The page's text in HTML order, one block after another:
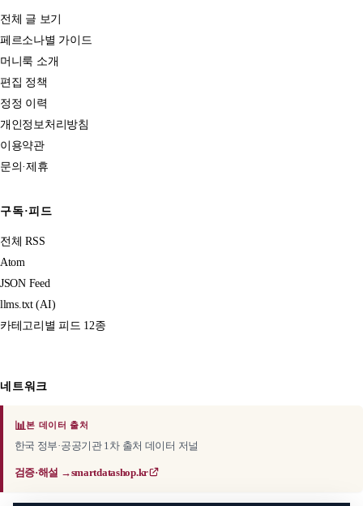
전체 글 보기
페르소나별 가이드
머니룩 소개
편집 정책
정정 이력
개인정보처리방침
이용약관
문의·제휴
구독·피드
전체 RSS
Atom
JSON Feed
llms.txt (AI)
카테고리별 피드 12종
네트워크
📊본 데이터 출처
한국 정부·공공기관 1차 출처 데이터 저널
검증·해설 →smartdatashop.kr